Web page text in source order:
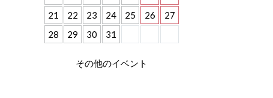
21
22 23 24 25 26
27
28
29 30 31
その他のイベント